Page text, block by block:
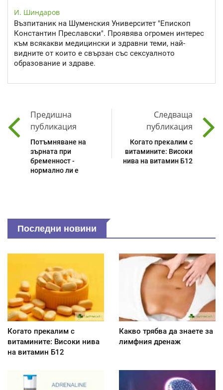
И. Шиндаров
Възпитаник на Шуменския Университет "Епископ
Константин Преславски". Проявява огромен интерес
към всякакви медицински и здравни теми, най-
видните от които е свързан със сексуалното
образование и здраве.
Предишна
публикация
Потъмняване на
зърната при
бременност -
нормално ли е
Следваща
публикация
Когато прекалим с
витамините: Високи
нива на витамин Б12
Последни новини
Когато прекалим с
витамините: Високи нива
на витамин Б12
Какво трябва да знаете за
лимфния дренаж